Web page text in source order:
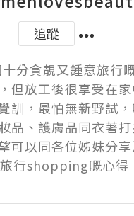
追蹤
分貪靚又鍾意旅行
但放工後很享受在
訓，最怕無新野試，
品、護膚品同衣著
可以同各位姊妹分
行shopping嘅心得